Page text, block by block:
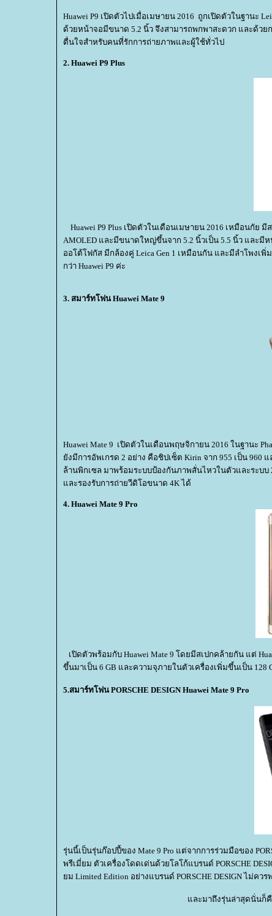
Huawei P9 เปิดตัวไปเมื่อเมษายน 2016 ถูกเปิดตัวในฐานะ
ด้วยหน้าจอมีขนาด 5.2 นิ้ว จึงสามารถพกพาสะดวก และด้วย
ตื่นใจสำหรับคนที่รักการถ่ายภาพและผู้ใช้ทั่วไป
2. Huawei P9 Plus
Huawei P9 Plus เปิดตัวในเดือนเมษายน 2016 เหมือนกัย
AMOLED และมีขนาดใหญ่ขึ้นจาก 5.2 นิ้วเป็น 5.5 นิ้ว และมี
ออโต้โฟกัส มีกล้องคู่ Leica Gen 1 เหมือนกัน และมีลำโพงเพิ่
กว่า Huawei P9 ค่ะ
3. สมาร์ทโฟน Huawei Mate 9
Huawei Mate 9 เปิดตัวในเดือนพฤษจิกายน 2016 ในฐานะ
งมีการอัพเกรด 2 อย่าง คือชิปเซ็ต Kirin จาก 955 เป็น 960
ล้านพิกเซล มาพร้อมระบบป้องกันภาพสั่นไหวในตัวและระบบ
ละรองรับการถ่ายวีดิโอขนาด 4K ได้
4. Huawei Mate 9 Pro
เปิดตัวพร้อมกับ Huawei Mate 9 โดยมีสเปกคล้ายกัน แต่
ขึ้นมาเป็น 6 GB และความจุภายในตัวเครื่องเพิ่มขึ้นเป็น 128
5.สมาร์ทโฟน PORSCHE DESIGN Huawei Mate 9 Pro
รุ่นนี้เป็นรุ่นก๊อปปี้ของ Mate 9 Pro แต่จากการร่วมมือของ
พรีเมี่ยม ตัวเครื่องโดดเด่นด้วยโลโก้แบรนด์ PORSCHE
ม Limited Edition อย่างแบรนด์ PORSCHE DESIGN ไม่คว
ละมาถึงรุ่นล่าสุดนั่นก็คือ